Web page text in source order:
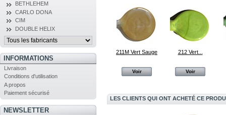
BETHLEHEM
CARLO DONA
CIM
DOUBLE HELIX
INFORMATIONS
Livraison
Conditions d'utilisation
A propos
Paiement sécurisé
NEWSLETTER
211M Vert Sauge
Voir
212 Vert...
Voir
LES CLIENTS QUI ONT ACHETÉ CE